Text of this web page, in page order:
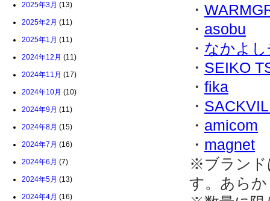
2025年3月 (13)
2025年2月 (11)
2025年1月 (11)
2024年12月 (11)
2024年11月 (17)
2024年10月 (10)
2024年9月 (11)
2024年8月 (15)
2024年7月 (16)
2024年6月 (7)
2024年5月 (13)
2024年4月 (16)
・
・ asobu
・ なかよ
・ SEIKO
・ fika
・
・ amicom
・ magnet
※ブランド
す。あら